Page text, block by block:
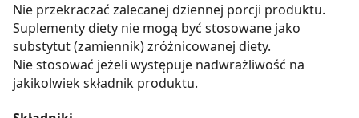
Nie przekraczać zalecanej dziennej porcji produktu.
Suplementy diety nie mogą być stosowane jako
substytut (zamiennik) zróżnicowanej diety.
Nie stosować jeżeli występuje nadwrażliwość na
jakikolwiek składnik produktu.